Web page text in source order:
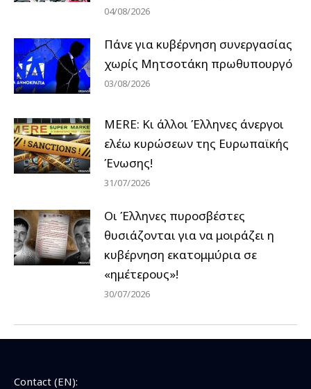
04/08/2026
Πάνε για κυβέρνηση συνεργασίας
χωρίς Μητσοτάκη πρωθυπουργό
03/08/2026
MERE: Κι άλλοι Έλληνες άνεργοι
ελέω κυρώσεων της Ευρωπαϊκής
Ένωσης!
31/07/2026
Οι Έλληνες πυροσβέστες
θυσιάζονται για να μοιράζει η
κυβέρνηση εκατομμύρια σε
«ημέτερους»!
30/07/2026
Contact (EN):